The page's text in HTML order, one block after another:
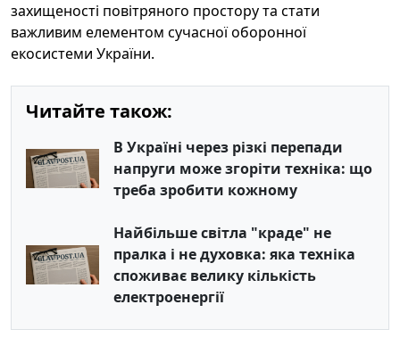
захищеності повітряного простору та стати
важливим елементом сучасної оборонної
екосистеми України.
Читайте також:
В Україні через різкі перепади
напруги може згоріти техніка: що
треба зробити кожному
Найбільше світла "краде" не
пралка і не духовка: яка техніка
споживає велику кількість
електроенергії